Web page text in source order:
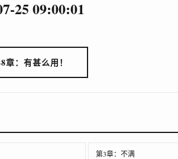
25 09:00:01
章：有甚么用！
第3章：不满